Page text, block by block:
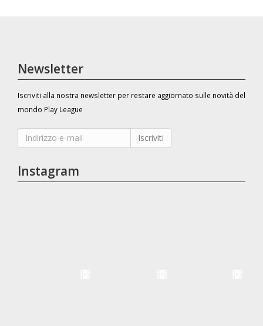
Newsletter
Iscriviti alla nostra newsletter per restare aggiornato sulle novità del
mondo Play League
Iscriviti
Instagram